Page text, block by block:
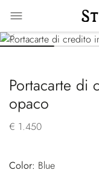
Portacarte di
opaco
€ 1.450
Color:
blue